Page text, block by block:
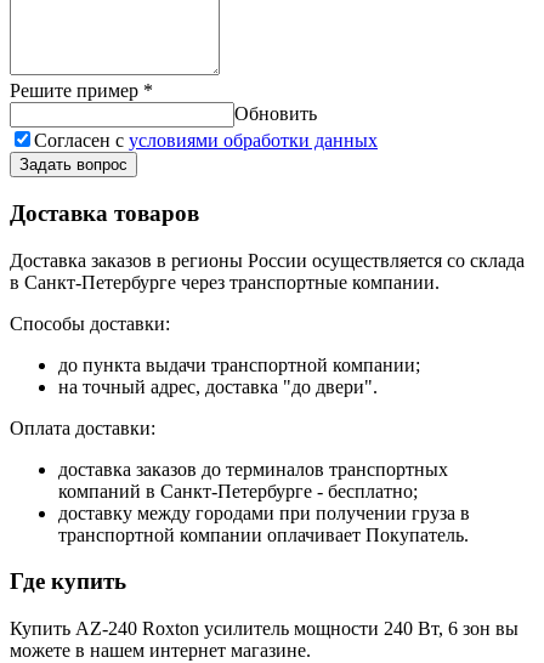
Решите пример *
Обновить
Согласен с условиями обработки данных
Задать вопрос
Доставка товаров
Доставка заказов в регионы России осуществляется со склада
в Санкт-Петербурге через транспортные компании.
Способы доставки:
до пункта выдачи транспортной компании;
на точный адрес, доставка "до двери".
Оплата доставки:
доставка заказов до терминалов транспортных
компаний в Санкт-Петербурге - бесплатно;
доставку между городами при получении груза в
транспортной компании оплачивает Покупатель.
Где купить
Купить AZ-240 Roxton усилитель мощности 240 Вт, 6 зон вы
можете в нашем интернет магазине.